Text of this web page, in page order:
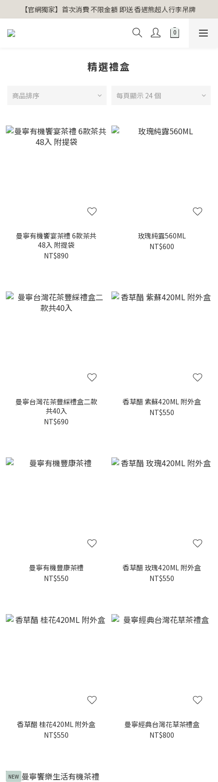
【官網獨家】首次消費 不限金額 即送 香遇熊超人行李吊牌
【官網獨家】首次消費 不限金額 即送 香遇熊超人行李吊牌
安心專用淨化包10入X3 原價960元 特價680元
【官網獨家】首次消費 不限金額 即送 香遇熊超人行李吊牌
精選禮盒
商品排序 每頁顯示 24 個
曼寧有機饗宴茶禮 6款茶共
48入 附提袋
NT$890
玫瑰純露560ML
NT$600
曼寧台灣花茶豐綵禮盒二款
共40入
NT$690
香草醋 紫蘇420ML 附外盒
NT$550
曼寧有機豐康茶禮
NT$550
香草醋 玫瑰420ML 附外盒
NT$550
香草醋 桂花420ML 附外盒
NT$550
曼寧經典台灣花草茶禮盒
NT$800
NEW